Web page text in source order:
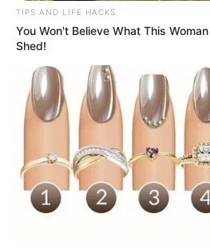
21:24 / 05 Avqust 2026
Kartdan-karta köçürmə
bu banklarda işləmir
160
TIPS AND LIFE HACKS
You Won't Believe What This
Shed!